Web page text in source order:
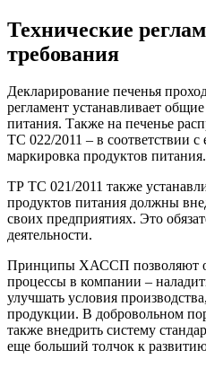
Технические
требования
Декларирование печенья
регламент устанавливает
питания. Также на печенье
ТС 022/2011 – в соответствии с
маркировка продуктов питания.
ТР ТС 021/2011 также
продуктов питания должны
своих предприятиях. Это
деятельности.
Принципы ХАССП позволяют
процессы в компании –
улучшать условия
продукции. В добровольном
также внедрить систему
еще больший толчок к